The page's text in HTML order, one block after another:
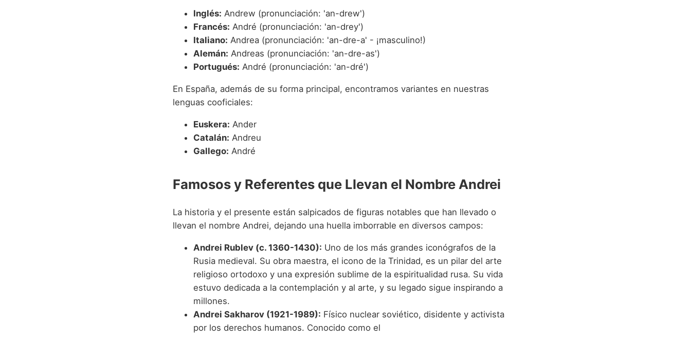
Inglés: Andrew (pronunciación: 'an-drew')
Francés: André (pronunciación: 'an-drey')
Italiano: Andrea (pronunciación: 'an-dre-a' - ¡masculino!)
Alemán: Andreas (pronunciación: 'an-dre-as')
Portugués: André (pronunciación: 'an-dré')
En España, además de su forma principal, encontramos variantes en nuestras
lenguas cooficiales:
Euskera: Ander
Catalán: Andreu
Gallego: André
Famosos y Referentes que Llevan el Nombre Andrei
La historia y el presente están salpicados de figuras notables que han llevado o
llevan el nombre Andrei, dejando una huella imborrable en diversos campos:
Andrei Rublev (c. 1360-1430): Uno de los más grandes iconógrafos de la
Rusia medieval. Su obra maestra, el icono de la Trinidad, es un pilar del arte
religioso ortodoxo y una expresión sublime de la espiritualidad rusa. Su vida
estuvo dedicada a la contemplación y al arte, y su legado sigue inspirando a
millones.
Andrei Sakharov (1921-1989): Físico nuclear soviético, disidente y activista
por los derechos humanos. Conocido como el